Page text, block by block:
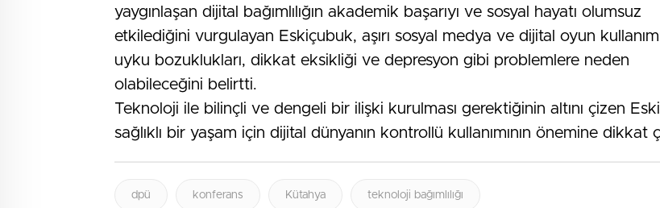
yaygınlaşan dijital bağımlılığın akademik başarıyı ve sosyal hayatı olumsuz
etkilediğini vurgulayan Eskiçubuk, aşırı sosyal medya ve dijital oyun
uyku bozuklukları, dikkat eksikliği ve depresyon gibi problemlere neden
olabileceğini belirtti.
Teknoloji ile bilinçli ve dengeli bir ilişki kurulması gerektiğinin altını çizen
sağlıklı bir yaşam için dijital dünyanın kontrollü kullanımının önemine dikkat
dpü konferans Kütahya teknoloji bağımlılığı